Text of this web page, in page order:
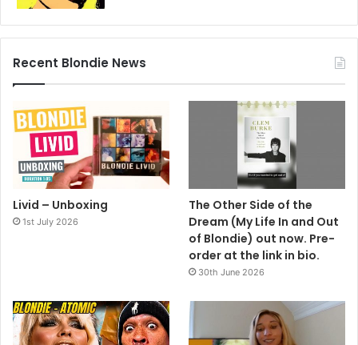
Recent Blondie News
Livid – Unboxing
1st July 2026
The Other Side of the
Dream (My Life In and Out
of Blondie) out now. Pre-
order at the link in bio.
30th June 2026